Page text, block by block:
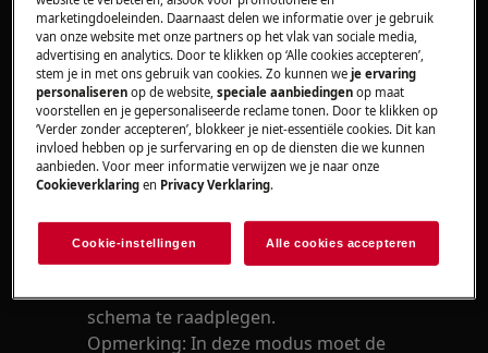
Druk op de toets 'fan speed' om de
ventilatorsnelheid 'auto', 'high', 'mid' en
'low' in te stellen.
Druk op de toets '+' en '-' om de gewenste
temperatuur te selecteren.
Ventilator modus
ventilatorsnelheid 'high', 'mid' of 'low'
selecteren door de toets van de
ventilatorsnelheid in te drukken en het
schema te raadplegen.
Opmerking: In deze modus moet de
marketingdoeleinden. Daarnaast delen we informatie over je gebruik
van onze website met onze partners op het vlak van sociale media,
advertising en analytics. Door te klikken op ‘Alle cookies accepteren’,
stem je in met ons gebruik van cookies. Zo kunnen weje ervaring
personaliseren op de website,speciale aanbiedingen op maat
voorstellen en je gepersonaliseerde reclame tonen. Door te klikken op
‘Verder zonder accepteren’, blokkeer je niet-essentiële cookies. Dit kan
invloed hebben op je surfervaring en op de diensten die we kunnen
aanbieden. Voor meer informatie verwijzen we je naar onze
Cookieverklaring en Privacy Verklaring.
Cookie-instellingen Alle cookies accepteren